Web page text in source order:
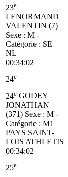
23e
LENORMAND
VALENTIN (7)
Sexe : M -
Catégorie : SE
NL
00:34:02
24e
24e GODEY
JONATHAN
(371) Sexe : M -
Catégorie : M1
PAYS SAINT-
LOIS ATHLETIS
00:34:02
25e